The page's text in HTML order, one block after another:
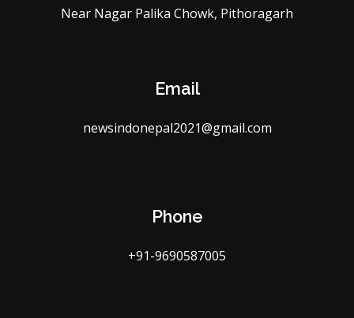
Near Nagar Palika Chowk, Pithoragarh
Email
newsindonepal2021@gmail.com
Phone
+91-9690587005